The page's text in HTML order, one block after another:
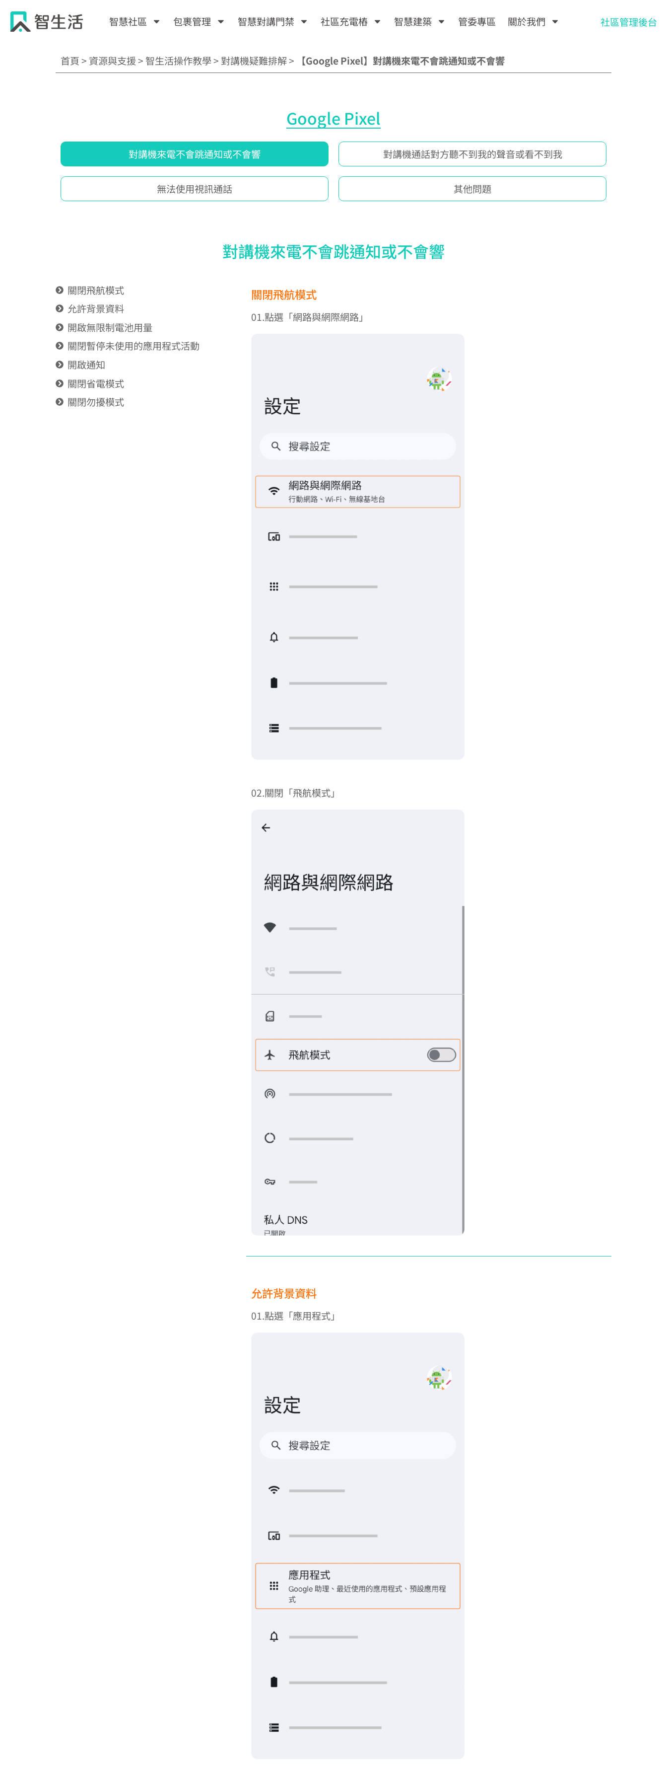
智慧社區 包裹管理 智慧對講門禁 社區充電樁 智慧建築 管委專區 關於我們 社區管理後台
首頁> 資源與支援> 智生活操作教學> 對講機疑難排解> 【Google Pixel】對講機來電不會跳通知或不會響
Google Pixel
對講機來電不會跳通知或不會響 對講機通話對方聽不到我的聲音或看不到我
無法使用視訊通話 其他問題
對講機來電不會跳通知或不會響
關閉飛航模式
允許背景資料
開啟無限制電池用量
關閉暫停未使用的應用程式活動
開啟通知
關閉省電模式
關閉勿擾模式
關閉飛航模式
01.點選「網路與網際網路」
02.關閉「飛航模式」
允許背景資料
01.點選「應用程式」